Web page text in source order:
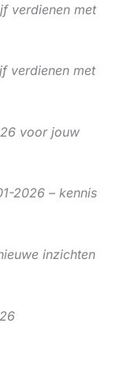
verdienen met
verdienen met
voor jouw
2026 – kennis
inzichten